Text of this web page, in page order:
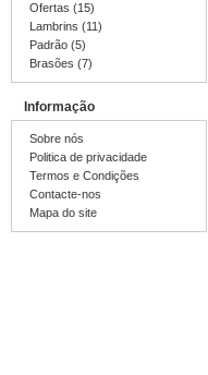
Ofertas (15)
Lambrins (11)
Padrão (5)
Brasões (7)
Informação
Sobre nós
Politica de privacidade
Termos e Condições
Contacte-nos
Mapa do site